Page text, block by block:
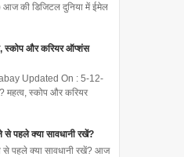
की डिजिटल दुनिया में ईमेल
स्कोप और करियर ऑप्शंस
Updated On : 5-12-
महत्व, स्कोप और करियर
पहले क्या सावधानी रखें?
पहले क्या सावधानी रखें? आज